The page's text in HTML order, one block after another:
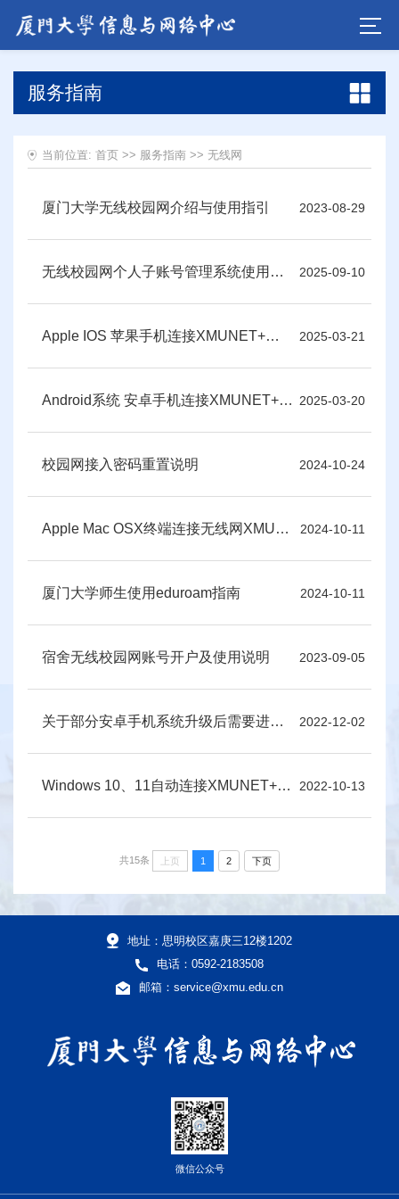
服务指南
当前位置: 首页 >> 服务指南 >> 无线网
厦门大学无线校园网介绍与使用指引 2023-08-29
无线校园网个人子账号管理系统使用指南 2025-09-10
Apple IOS 苹果手机连接XMUNET+指南 2025-03-21
Android系统 安卓手机连接XMUNET+指南 2025-03-20
校园网接入密码重置说明 2024-10-24
Apple Mac OSX终端连接无线网XMUNET+指南 2024-10-11
厦门大学师生使用eduroam指南 2024-10-11
宿舍无线校园网账号开户及使用说明 2023-09-05
关于部分安卓手机系统升级后需要进行“CA证书验证”的配置方法 2022-12-02
Windows 10、11自动连接XMUNET+指南 2022-10-13
共15条 上页 1 2 下页
地址：思明校区嘉庚三12楼1202
电话：0592-2183508
邮箱：service@xmu.edu.cn
微信公众号